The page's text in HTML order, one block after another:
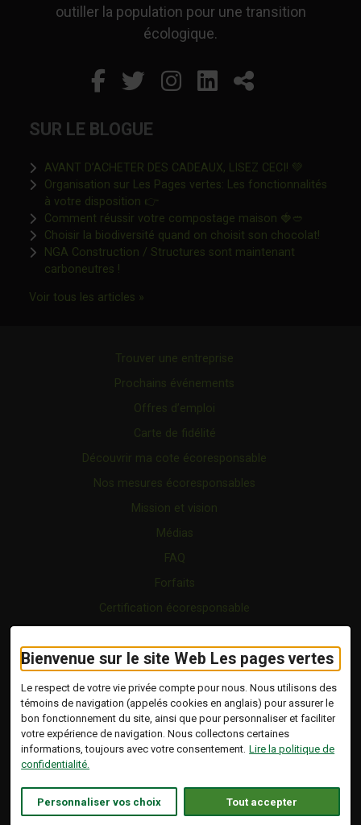
Bienvenue sur le site Web Les pages vertes
Le respect de votre vie privée compte pour nous. Nous utilisons des
témoins de navigation (appelés cookies en anglais) pour assurer le
bon fonctionnement du site, ainsi que pour personnaliser et faciliter
votre expérience de navigation. Nous collectons certaines
informations, toujours avec votre consentement. Lire la politique de
confidentialité.
Personnaliser vos choix Tout accepter
outiller la population pour une transition
écologique.
Facebook
Ce lien s'ouvrira dans
Twitter
Ce lien s'ouvrira
Instagram
Ce lien s'ouvrira
LinkedIn
Ce lien
Partager
SUR LE BLOGUE
AVANT D’ACHETER DES CADEAUX, LISEZ CECI! 💚
Organisation sur Les Pages vertes: Les fonctionnalités
à votre disposition 👉Ce lien s'ouvrira dans une nouvelle
Comment réussir votre compostage maison 🍓🥙
Choisir la biodiversité quand on choisit son chocolat!Ce lien
NGA Construction / Structures sont maintenant
carboneutres !Ce lien s'ouvrira dans une nouvelle fenêtre"
Voir tous les articles »Ce lien s'ouvrira dans une nouvelle
Trouver une entreprise
Prochains événements
Offres d’emploi
Carte de fidélité
Découvrir ma cote écoresponsable
Nos mesures écoresponsables
Mission et vision
Médias
FAQ
Forfaits
Certification écoresponsable
Vidéo
Blogue
Copyright © 2026 Tous droits réservés.
Les Pages Vertes | Répertoire d'entreprises
écoresponsables.
Conception :Ekloweb
Ce lien s'ouvrira dans
Politique de confidentialité